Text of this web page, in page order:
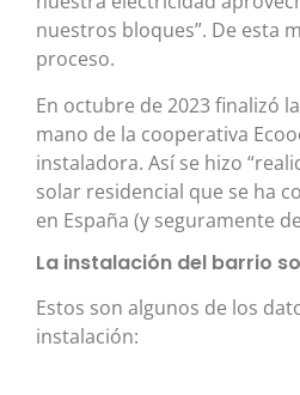
nuestros bloques”. De esta
proceso.
En octubre de 2023 finalizó
mano de la cooperativa
instaladora. Así se hizo
solar residencial que se ha
en España (y seguramente
La instalación del barrio
Estos son algunos de los
instalación: